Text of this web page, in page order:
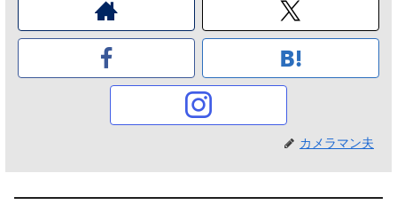
カメラマン夫